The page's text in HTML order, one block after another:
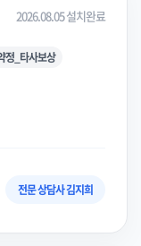
2026.08.05 설치완료
정_타사보상
전문 상담사 김지희